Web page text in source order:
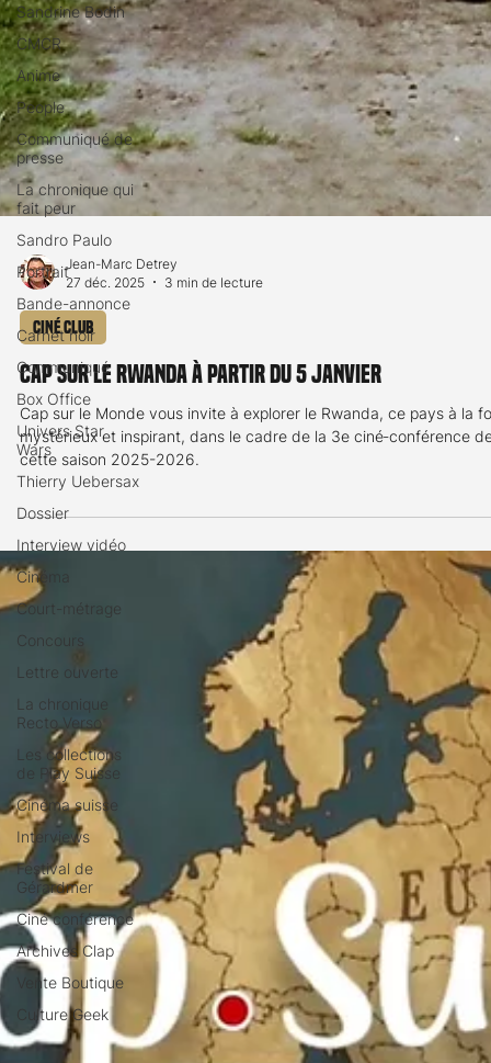
Sandrine Bodin
CMCR
Anime
People
Communiqué de
presse
La chronique qui
fait peur
Sandro Paulo
Portrait
Bande-annonce
Carnet noir
Communiqué
Box Office
Univers Star
Wars
Thierry Uebersax
Dossier
Interview vidéo
Cinéma
Court-métrage
Concours
Lettre ouverte
La chronique
Recto Verso
Les collections
de Play Suisse
Cinéma suisse
Interviews
Festival de
Gérardmer
Ciné conférence
Archives Clap
Vente Boutique
Culture Geek
Jean-Marc Detrey
27 déc. 2025
Ciné Club
Cap sur le Rwanda à partir du 5 janvier
Cap sur le Monde vous invite à explorer le Rwanda, ce pays à la
mystérieux et inspirant, dans le cadre de la 3e ciné‑conférence
cette saison 2025-2026.